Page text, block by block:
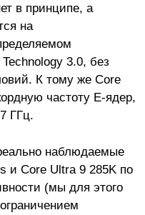
в принципе, а
на
3.0, без
К тому же Core
частоту E-ядер,
ГГц.
наблюдаемые
и Core Ultra 9 285K по
(мы для этого